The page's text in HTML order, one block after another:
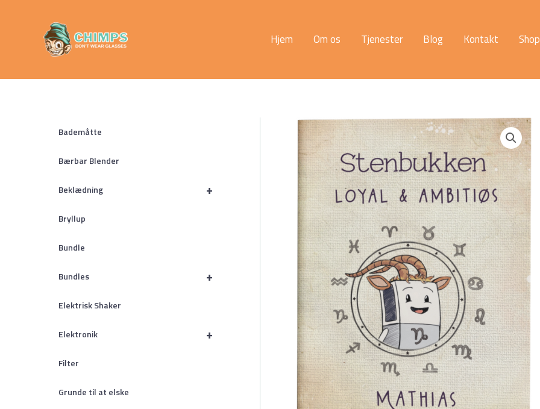
Hjem Om os Tjenester Blog Kontakt Shop
Bademåtte
Bærbar Blender
+
Beklædning
Bryllup
Bundle
+
Bundles
Elektrisk Shaker
+
Elektronik
Filter
Grunde til at elske